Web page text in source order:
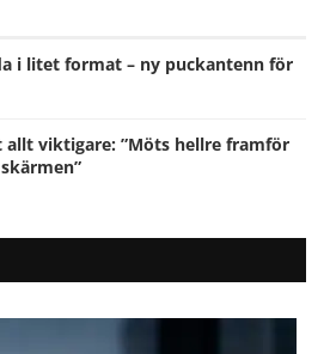
i litet format – ny puckantenn för
allt viktigare: ”Möts hellre framför